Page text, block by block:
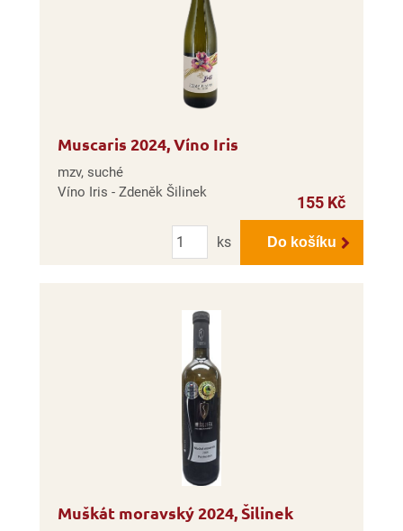
Muscaris 2024, Víno Iris
mzv, suché
Víno Iris - Zdeněk Šilinek
155 Kč
Počet
ks
Do košíku
Muškát moravský 2024, Šilinek